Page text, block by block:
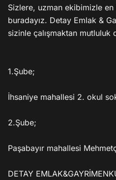
Sizlere, uzman ekibimizle
buradayız. Detay Emlak &
sizinle çalışmaktan mutluluk
1.Şube;
İhsaniye mahallesi 2. okul
2.Şube;
Paşabayır mahallesi
DETAY